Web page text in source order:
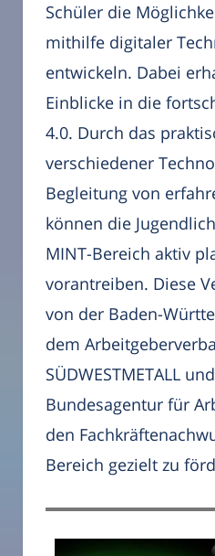
Schüler die
mithilfe digitaler
entwickeln. Dabei
Einblicke in die
4.0. Durch das
verschiedener
Begleitung von
können die
MINT-Bereich aktiv
vorantreiben. Diese
von der Baden-
dem
SÜDWESTMETALL
Bundesagentur für
den
Bereich gezielt zu